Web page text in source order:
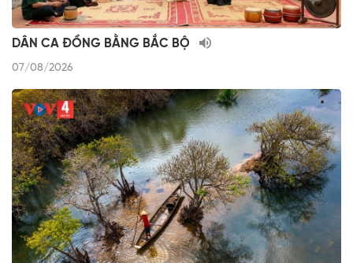
DÂN CA ĐỒNG BẰNG BẮC BỘ
07/08/2026